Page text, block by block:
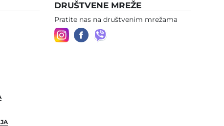
DRUŠTVENE MREŽE
Pratite nas na društvenim mrežama